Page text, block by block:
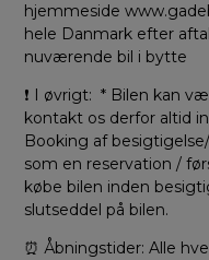
hjemmeside
hele Danmark efter
nuværende bil i bytte
❗ I øvrigt: * Bilen kan
kontakt os derfor altid
Booking af
som en reservation /
købe bilen inden
slutseddel på bilen.
⏰ Åbningstider: Alle